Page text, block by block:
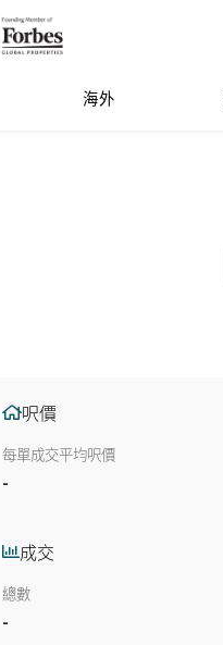
海外
呎價
每單成交平均呎價
-
成交
總數
-